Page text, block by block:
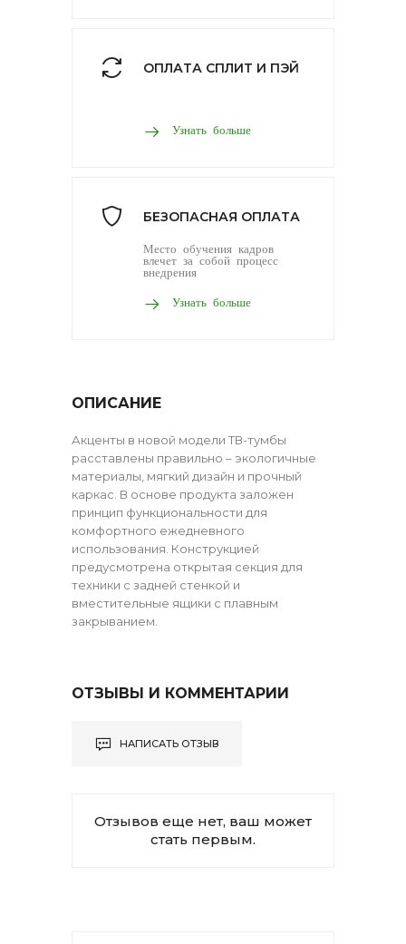
ОПЛАТА СПЛИТ И ПЭЙ
Узнать больше
БЕЗОПАСНАЯ ОПЛАТА
Место обучения кадров
влечет за собой процесс
внедрения
Узнать больше
ОПИСАНИЕ
Акценты в новой модели ТВ-тумбы
расставлены правильно – экологичные
материалы, мягкий дизайн и прочный
каркас. В основе продукта заложен
принцип функциональности для
комфортного ежедневного
использования. Конструкцией
предусмотрена открытая секция для
техники с задней стенкой и
вместительные ящики с плавным
закрыванием.
ОТЗЫВЫ И КОММЕНТАРИИ
НАПИСАТЬ ОТЗЫВ
Отзывов еще нет, ваш может
стать первым.